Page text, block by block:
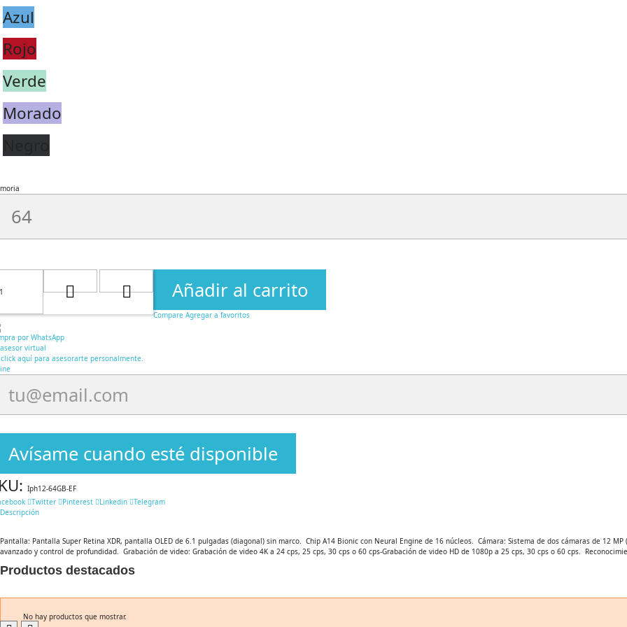
Azul
Rojo
Verde
Morado
Añadir al carrito
Compare Agregar a favoritos
por WhatsApp
virtual
aquí para asesorarte personalmente.
Avísame cuando esté disponible
Iph12-64GB-EF
Twitter Pinterest Linkedin
Telegram
Descripción
Pantalla: Pantalla Super Retina XDR, pantalla OLED de 6.1 pulgadas (diagonal) sin marco.  Chip A14 Bionic con Neural Engine de 16 núcleos.  Cámara: Sistema de dos cámaras de 12
avanzado y control de profundidad.  Grabación de video: Grabación de video 4K a 24 cps, 25 cps, 30 cps o 60 cps-Grabación de video HD de 1080p a 25 cps, 30 cps o 60 cps. 
Productos destacados
No hay productos que mostrar.